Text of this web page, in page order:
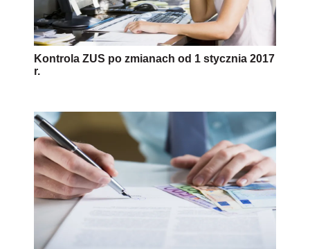
Kontrola ZUS po zmianach od 1 stycznia 2017
r.